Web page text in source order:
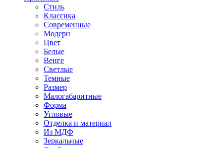
Стиль
Классика
Современные
Модерн
Цвет
Белые
Венге
Светлые
Темные
Размер
Малогабаритные
Форма
Угловые
Отделка и материал
Из МДФ
Зеркальные